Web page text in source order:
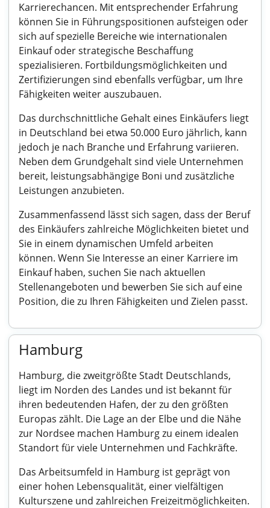
Karrierechancen. Mit entsprechender Erfahrung
können Sie in Führungspositionen aufsteigen oder
sich auf spezielle Bereiche wie internationalen
Einkauf oder strategische Beschaffung
spezialisieren. Fortbildungsmöglichkeiten und
Zertifizierungen sind ebenfalls verfügbar, um Ihre
Fähigkeiten weiter auszubauen.
Das durchschnittliche Gehalt eines Einkäufers liegt
in Deutschland bei etwa 50.000 Euro jährlich, kann
jedoch je nach Branche und Erfahrung variieren.
Neben dem Grundgehalt sind viele Unternehmen
bereit, leistungsabhängige Boni und zusätzliche
Leistungen anzubieten.
Zusammenfassend lässt sich sagen, dass der Beruf
des Einkäufers zahlreiche Möglichkeiten bietet und
Sie in einem dynamischen Umfeld arbeiten
können. Wenn Sie Interesse an einer Karriere im
Einkauf haben, suchen Sie nach aktuellen
Stellenangeboten und bewerben Sie sich auf eine
Position, die zu Ihren Fähigkeiten und Zielen passt.
Hamburg
Hamburg, die zweitgrößte Stadt Deutschlands,
liegt im Norden des Landes und ist bekannt für
ihren bedeutenden Hafen, der zu den größten
Europas zählt. Die Lage an der Elbe und die Nähe
zur Nordsee machen Hamburg zu einem idealen
Standort für viele Unternehmen und Fachkräfte.
Das Arbeitsumfeld in Hamburg ist geprägt von
einer hohen Lebensqualität, einer vielfältigen
Kulturszene und zahlreichen Freizeitmöglichkeiten.